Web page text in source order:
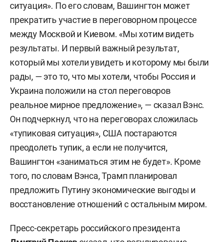
ситуация». По его словам, Вашингтон может
прекратить участие в переговорном процессе
между Москвой и Киевом. «Мы хотим видеть
результаты. И первый важный результат,
который мы хотели увидеть и которому мы были
рады, — это то, что мы хотели, чтобы Россия и
Украина положили на стол переговоров
реальное мирное предложение», — сказал Вэнс.
Он подчеркнул, что на переговорах сложилась
«тупиковая ситуация», США постараются
преодолеть тупик, а если не получится,
Вашингтон «заниматься этим не будет». Кроме
того, по словам Вэнса, Трамп планировал
предложить Путину экономические выгоды и
восстановление отношений с остальным миром.
Пресс-секретарь российского президента